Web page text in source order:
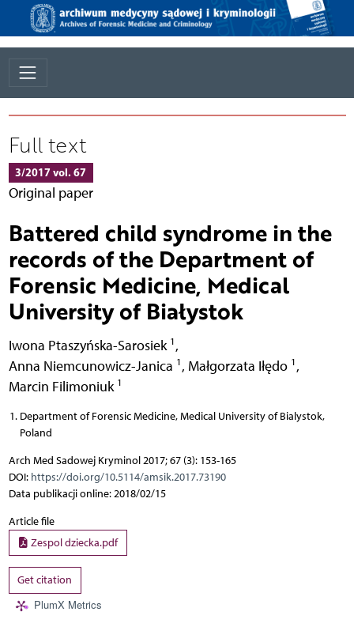
Full text
3/2017 vol. 67
Original paper
Battered child syndrome in the
records of the Department of
Forensic Medicine, Medical
University of Białystok
Iwona Ptaszyńska-Sarosiek 1 ,
Anna Niemcunowicz-Janica 1 , Małgorzata Iłędo 1 ,
Marcin Filimoniuk 1
Department of Forensic Medicine, Medical University of Bialystok,
Poland
Arch Med Sadowej Kryminol 2017; 67 (3): 153-165
DOI: https://doi.org/10.5114/amsik.2017.73190
Data publikacji online: 2018/02/15
Article file
Zespol dziecka.pdf
Get citation
PlumX Metrics